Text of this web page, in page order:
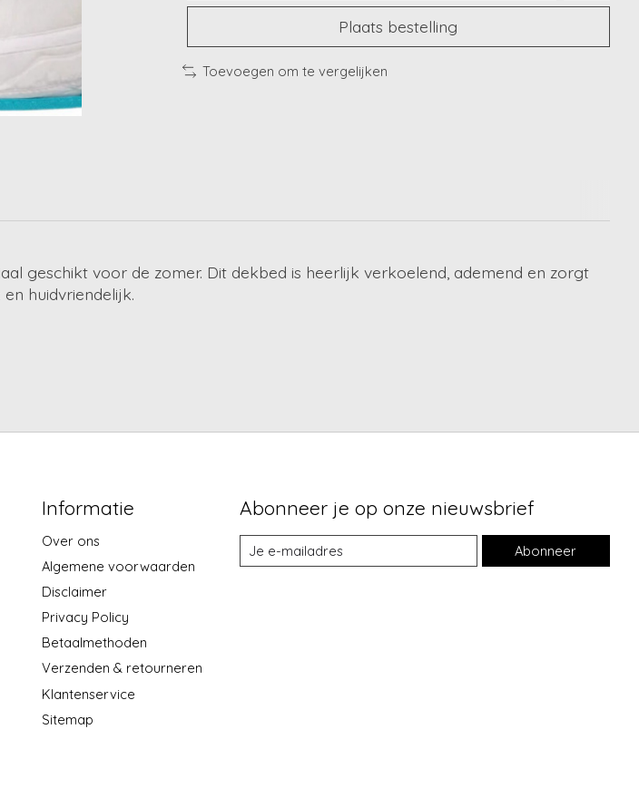
Plaats bestelling
Toevoegen om te vergelijken
geschikt voor de zomer. Dit dekbed is heerlijk verkoelend, ademend en zorgt
huidvriendelijk.
Informatie
Over ons
Algemene voorwaarden
Disclaimer
Privacy Policy
Betaalmethoden
Verzenden & retourneren
Klantenservice
Sitemap
Abonneer je op onze nieuwsbrief
Abonneer